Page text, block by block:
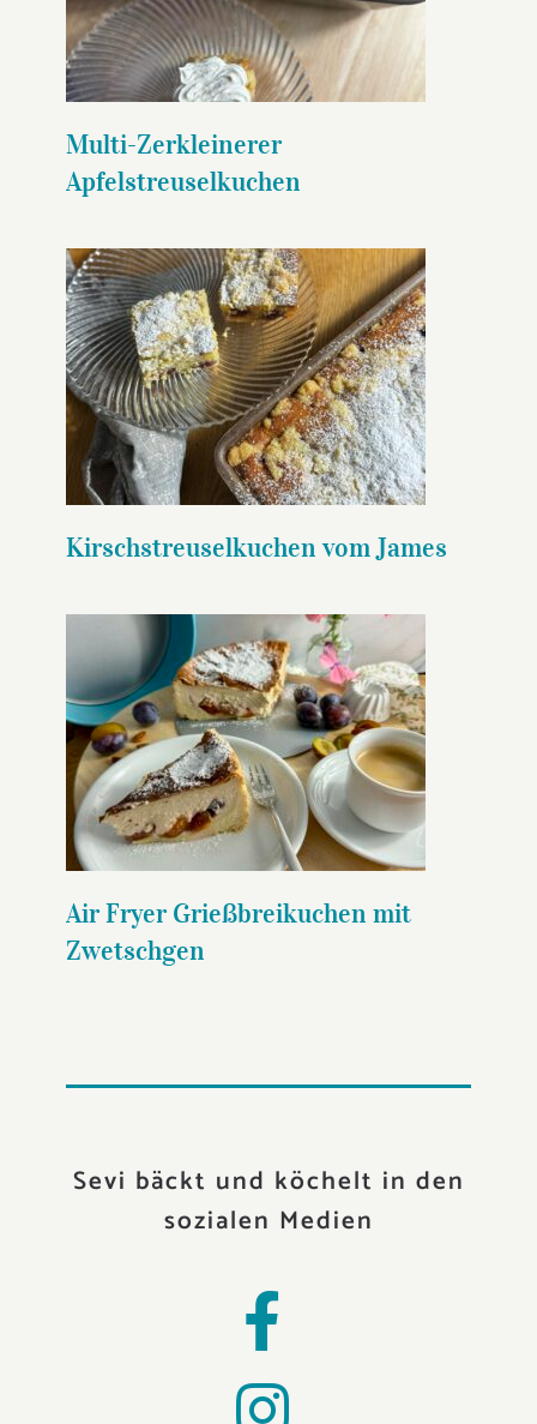
Apfelstreuselkuchen
Multi-Zerkleinerer
Apfelstreuselkuchen
Kirschstreuselkuchen vom
James
Kirschstreuselkuchen vom James
Air Fryer Grießbreikuchen mit
Zwetschgen
Air Fryer Grießbreikuchen mit
Zwetschgen
Sevi bäckt und köchelt in den
sozialen Medien